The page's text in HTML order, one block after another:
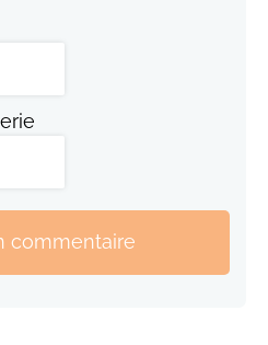
commentaire